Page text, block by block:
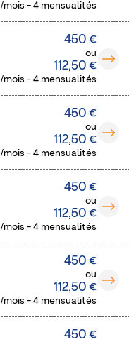
/mois - 4 mensualités
450 €
ou
112,50 €
/mois - 4 mensualités
450 €
ou
112,50 €
/mois - 4 mensualités
450 €
ou
112,50 €
/mois - 4 mensualités
450 €
ou
112,50 €
/mois - 4 mensualités
450 €